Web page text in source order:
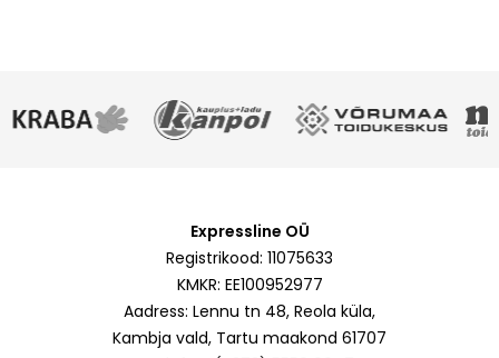
Expressline OÜ
Registrikood: 11075633
KMKR: EE100952977
Aadress: Lennu tn 48, Reola küla,
Kambja vald, Tartu maakond 61707